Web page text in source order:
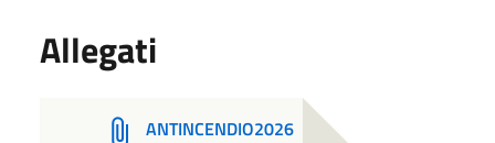
Allegati
ANTINCENDIO2026